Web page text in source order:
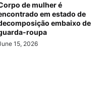
de mulher é
em estado de
embaixo de
roupa
15, 2026